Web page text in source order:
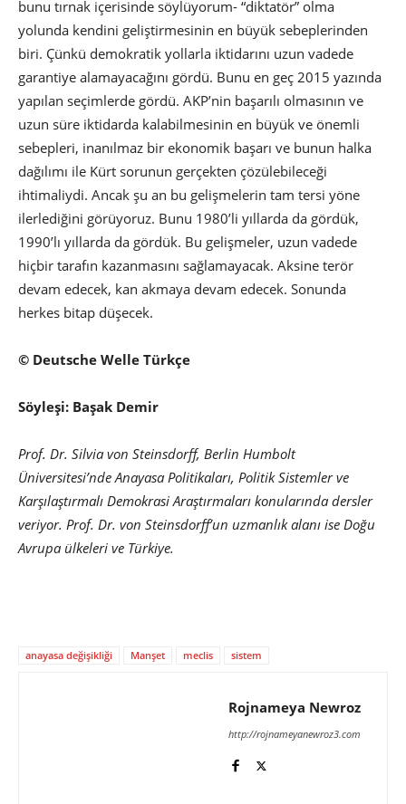
bunu tırnak içerisinde söylüyorum- “diktatör” olma
yolunda kendini geliştirmesinin en büyük sebeplerinden
biri. Çünkü demokratik yollarla iktidarını uzun vadede
garantiye alamayacağını gördü. Bunu en geç 2015 yazında
yapılan seçimlerde gördü. AKP’nin başarılı olmasının ve
uzun süre iktidarda kalabilmesinin en büyük ve önemli
sebepleri, inanılmaz bir ekonomik başarı ve bunun halka
dağılımı ile Kürt sorunun gerçekten çözülebileceği
ihtimaliydi. Ancak şu an bu gelişmelerin tam tersi yöne
ilerlediğini görüyoruz. Bunu 1980’li yıllarda da gördük,
1990’lı yıllarda da gördük. Bu gelişmeler, uzun vadede
hiçbir tarafın kazanmasını sağlamayacak. Aksine terör
devam edecek, kan akmaya devam edecek. Sonunda
herkes bitap düşecek.
© Deutsche Welle Türkçe
Söyleşi: Başak Demir
Prof. Dr. Silvia von Steinsdorff, Berlin Humbolt
Üniversitesi’nde Anayasa Politikaları, Politik Sistemler ve
Karşılaştırmalı Demokrasi Araştırmaları konularında dersler
veriyor. Prof. Dr. von Steinsdorff’un uzmanlık alanı ise Doğu
Avrupa ülkeleri ve Türkiye.
anayasa değişikliği Manşet meclis sistem
Rojnameya Newroz
http://rojnameyanewroz3.com